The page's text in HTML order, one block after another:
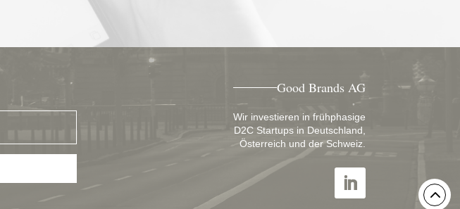
Good Brands AG
Wir investieren in frühphasige
D2C Startups in Deutschland,
Österreich und der Schweiz.